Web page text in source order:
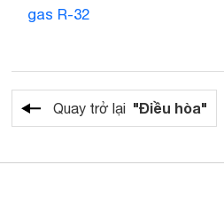
gas R-32
Quay trở lại "Điều hòa"